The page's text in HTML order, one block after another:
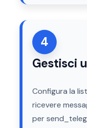
4
Gestisci
Configura la
ricevere
per